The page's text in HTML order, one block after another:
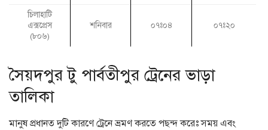
চিলাহাটি
এক্সপ্রেস
(৮০৬)
শনিবার ০৭ঃ০৪ ০৭ঃ২০
সৈয়দপুর টু পার্বতীপুর ট্রেনের ভাড়া
তালিকা
মানুষ প্রধানত দুটি কারণে ট্রেনে ভ্রমণ করতে পছন্দ করেঃ সময় এবং